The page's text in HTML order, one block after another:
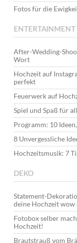
Fotos für die
ENTERTAINMENT
After-Wedding-
Wort
Hochzeit auf
perfekt
Feuerwerk auf
Spiel und Spaß für
Programm: 10
8 Unvergessliche
Hochzeitsmusik: 7
DEKO
Statement-
deine Hochzeit wow
Fotobox selber
Hochzeit!
Brautstrauß vom